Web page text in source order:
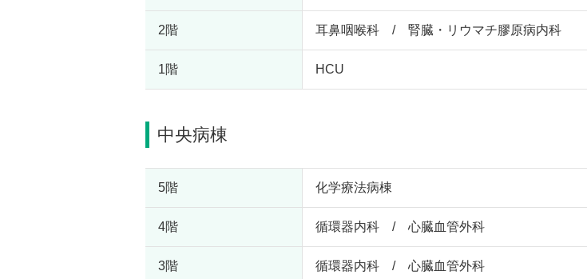
2階 耳鼻咽喉科 / 腎臓・リウマチ膠原病内科
1階 HCU
中央病棟
5階 化学療法病棟
4階 循環器内科 / 心臓血管外科
3階 循環器内科 / 心臓血管外科